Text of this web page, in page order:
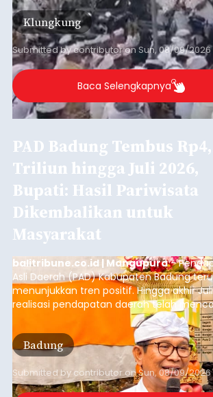
Klungkung
Submitted bycontributoronSun, 08/09/2026
Baca Selengkapnya
PAD Badung Tembus
Triliun hingga Juli 2026,
Bupati: Hasil Pariwisata
Dikembalikan untuk
Masyarakat
balitribune.co.id | Mangupura-
Asli Daerah (PAD) Kabupaten Badung
menunjukkan tren positif. Hingga akhir
realisasi pendapatan daerah telah
Rp4,1 triliun atau rata-rata sekitar Rp730
per bulan, meningkat signifikan
rata-rata penerimaan sebelumnya yang
Rp350 miliar hingga Rp400 miliar per
Badung
Submitted by contributoronSun, 08/09/2026